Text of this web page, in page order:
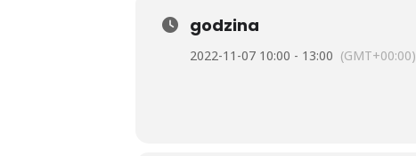
godzina
2022-11-07 10:00 - 13:00 (GMT+00:00)